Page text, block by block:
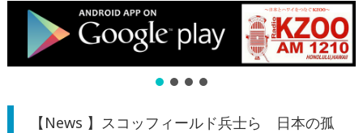
【News 】スコッフィールド兵士ら 日本の孤